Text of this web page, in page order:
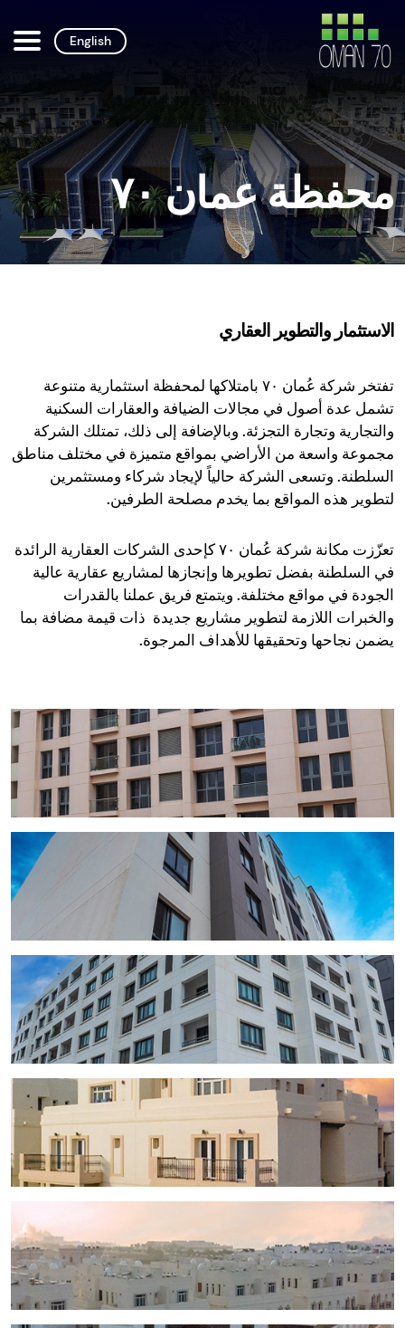
English
محفظة عمان ٧٠
الاستثمار والتطوير العقاري
تفتخر شركة عُمان ٧٠ بامتلاكها لمحفظة استثمارية متنوعة
تشمل عدة أصول في مجالات الضيافة والعقارات السكنية
والتجارية وتجارة التجزئة. وبالإضافة إلى ذلك، تمتلك الشركة
مجموعة واسعة من الأراضي بمواقع متميزة في مختلف مناطق
السلطنة. وتسعى الشركة حالياً لإيجاد شركاء ومستثمرين
لتطوير هذه المواقع بما يخدم مصلحة الطرفين.
تعزّزت مكانة شركة عُمان ٧٠ كإحدى الشركات العقارية الرائدة
في السلطنة بفضل تطويرها وإنجازها لمشاريع عقارية عالية
الجودة في مواقع مختلفة. ويتمتع فريق عملنا بالقدرات
والخبرات اللازمة لتطوير مشاريع جديدة ذات قيمة مضافة بما
يضمن نجاحها وتحقيقها للأهداف المرجوة.